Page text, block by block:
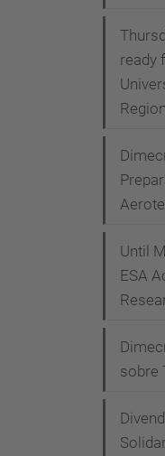
ready
Until
ESA
sobre